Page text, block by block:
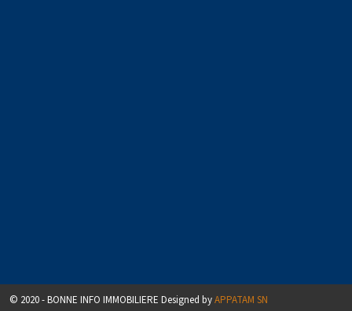
© 2020 - BONNE INFO IMMOBILIERE Designed byAPPATAM SN